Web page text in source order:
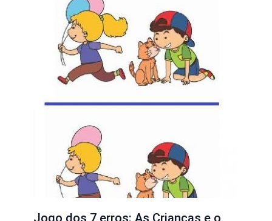
Jogo dos 7 erros: As Crianças e o